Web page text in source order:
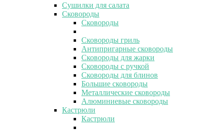
Сушилки для салата
Сковороды
Сковороды
Сковороды гриль
Антипригарные сковороды
Сковороды для жарки
Сковороды с ручкой
Сковороды для блинов
Большие сковороды
Металлические сковороды
Алюминиевые сковороды
Кастрюли
Кастрюли